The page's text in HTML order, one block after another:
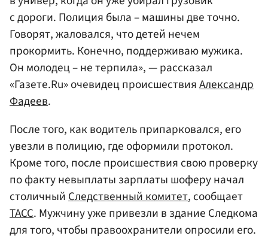
с дороги. Полиция была – машины две точно.
Говорят, жаловался, что детей нечем
прокормить. Конечно, поддерживаю мужика.
Он молодец – не терпила», — рассказал
«Газете.Ru» очевидец происшествияАлександр
Фадеев.
После того, как водитель припарковался, его
увезли в полицию, где оформили протокол.
Кроме того, после происшествия свою проверку
по факту невыплаты зарплаты шоферу начал
столичныйСледственный комитет, сообщает
ТАСС. Мужчину уже привезли в здание Следкома
для того, чтобы правоохранители опросили его.